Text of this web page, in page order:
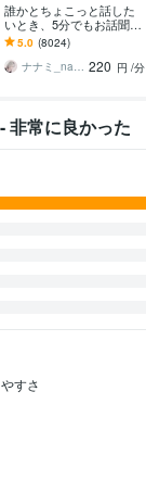
誰かとちょこっと話した
いとき、5分でもお話聞き
ます 疲れた～、でもカウ
ンセリングじゃない、な
んとなく雑談聞いて～
5.0 (8024)
ナナミ_nanami 220 円 /分
非常に良かった
すさ